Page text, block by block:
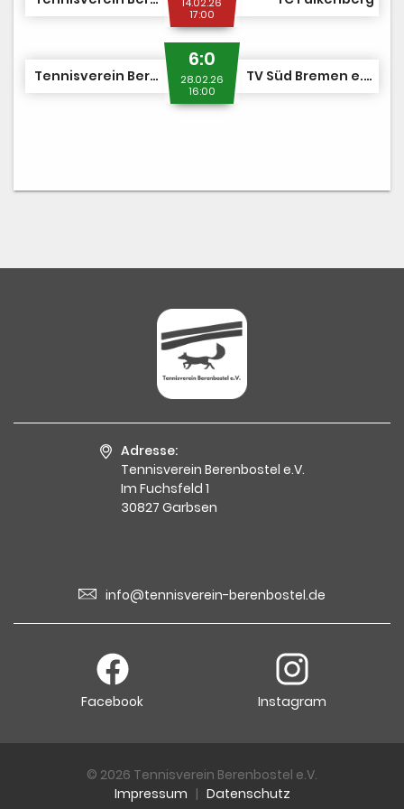
17:00
Tennisverein Berenbostel
6:0
28.02.26
16:00
TV Süd Bremen e.V.
Adresse:
Tennisverein Berenbostel e.V.
Im Fuchsfeld 1
30827 Garbsen
info@tennisverein-berenbostel.de
Facebook Instagram
© 2026 Tennisverein Berenbostel e.V.
Impressum | Datenschutz